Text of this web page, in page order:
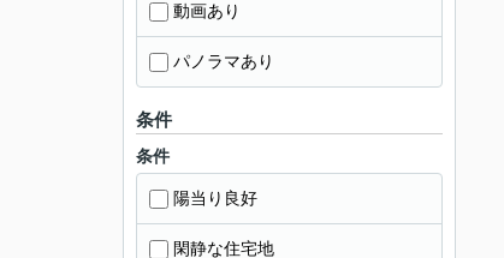
動画あり
パノラマあり
条件
条件
陽当り良好
閑静な住宅地